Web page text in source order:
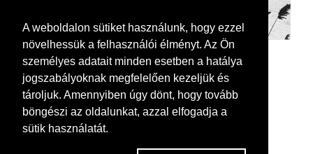
A weboldalon sütiket használunk, hogy ezzel
növelhessük a felhasználói élményt. Az Ön
személyes adatait minden esetben a hatálya
jogszabályoknak megfelelően kezeljük és
tároljuk. Amennyiben úgy dönt, hogy tovább
böngészi az oldalunkat, azzal elfogadja a
sütik használatát.